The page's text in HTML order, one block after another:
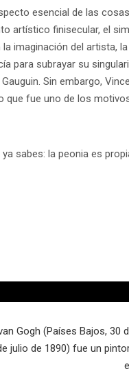
esencial de las
artístico finisecular, el
imaginación del artista,
para subrayar su
Sin embargo,
que fue uno de los
sabes: la peonia es
Gogh (Países Bajos, 30
julio de 1890) fue un